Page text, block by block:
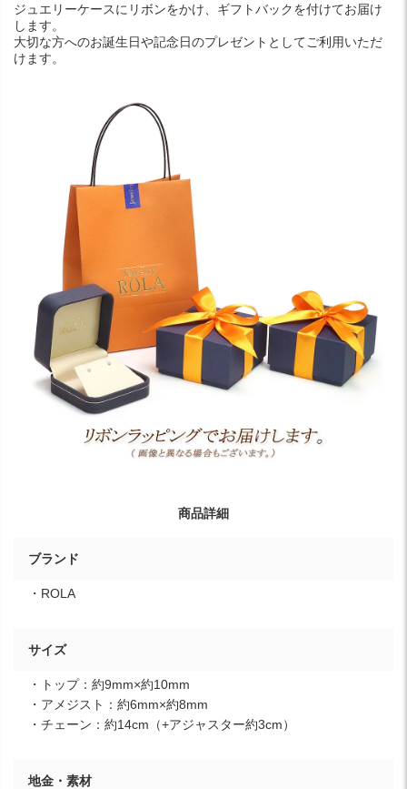
ジュエリーケースにリボンをかけ、ギフトバックを付けてお届け
します。
大切な方へのお誕生日や記念日のプレゼントとしてご利用いただ
けます。
商品詳細
ブランド
・ROLA
サイズ
・トップ：約9mm×約10mm
・アメジスト：約6mm×約8mm
・チェーン：約14cm（+アジャスター約3cm）
地金・素材